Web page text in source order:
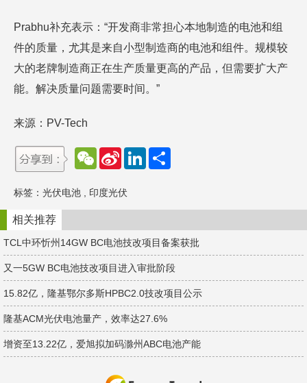
Prabhu补充表示：“开发商非常担心本地制造的电池和组
件的质量，尤其是来自小型制造商的电池和组件。规模较
大的老牌制造商正在生产质量更高的产品，但需要扩大产
能。解决质量问题需要时间。”
来源：PV-Tech
W
e
a
t
S
W
e
b
o
L
d
n
标签： 光伏电池 印度光伏
相关推荐
TCL中环忻州14GW BC电池技改项目备案获批
又一5GW BC电池技改项目进入审批阶段
15.82亿，隆基鄂尔多斯HPBC2.0技改项目公示
隆基ACM光伏电池量产，效率达27.6%
增资至13.22亿，爱旭拟加码滁州ABC电池产能